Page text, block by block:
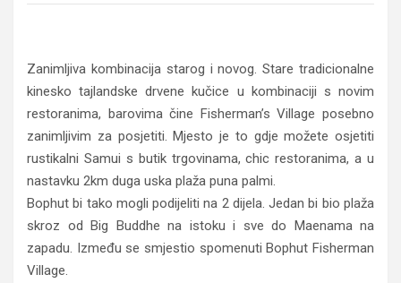
Zanimljiva kombinacija starog i novog. Stare tradicionalne
kinesko tajlandske drvene kučice u kombinaciji s novim
restoranima, barovima čine Fisherman’s Village posebno
zanimljivim za posjetiti. Mjesto je to gdje možete osjetiti
rustikalni Samui s butik trgovinama, chic restoranima, a u
nastavku 2km duga uska plaža puna palmi.
Bophut bi tako mogli podijeliti na 2 dijela. Jedan bi bio plaža
skroz od Big Buddhe na istoku i sve do Maenama na
zapadu. Između se smjestio spomenuti Bophut Fisherman
Village.